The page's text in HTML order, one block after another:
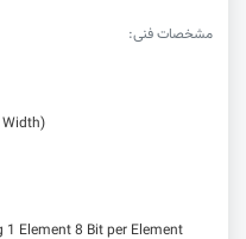
مشخصات فنی:
1 Element 8 Bit per Element